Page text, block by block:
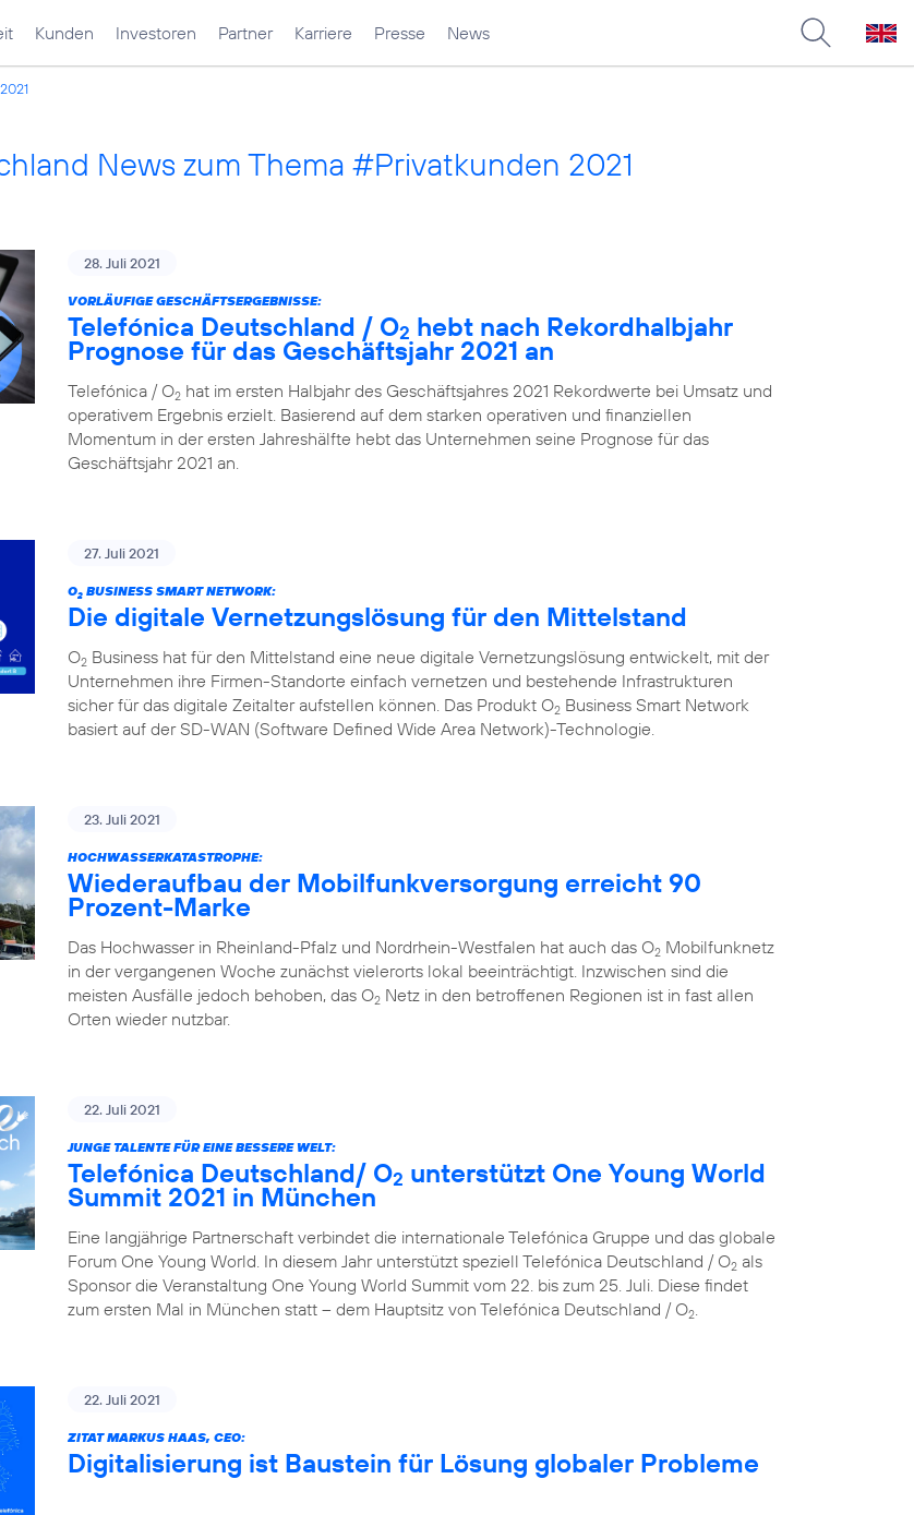
Kunden Investoren Partner Karriere Presse News
News zum Thema #Privatkunden 2021
28. Juli 2021
VORLÄUFIGE GESCHÄFTSERGEBNISSE:
Telefónica Deutschland / O2 hebt nach Rekordhalbjahr
Prognose für das Geschäftsjahr 2021 an
Telefónica / O2 hat im ersten Halbjahr des Geschäftsjahres 2021 Rekordwerte bei Umsatz und
operativem Ergebnis erzielt. Basierend auf dem starken operativen und finanziellen
Momentum in der ersten Jahreshälfte hebt das Unternehmen seine Prognose für das
Geschäftsjahr 2021 an.
27. Juli 2021
O2 BUSINESS SMART NETWORK:
Die digitale Vernetzungslösung für den Mittelstand
O2 Business hat für den Mittelstand eine neue digitale Vernetzungslösung entwickelt, mit der
Unternehmen ihre Firmen-Standorte einfach vernetzen und bestehende Infrastrukturen
sicher für das digitale Zeitalter aufstellen können. Das Produkt O2 Business Smart Network
basiert auf der SD-WAN (Software Defined Wide Area Network)-Technologie.
23. Juli 2021
HOCHWASSERKATASTROPHE:
Wiederaufbau der Mobilfunkversorgung erreicht 90
Prozent-Marke
Das Hochwasser in Rheinland-Pfalz und Nordrhein-Westfalen hat auch das O2 Mobilfunknetz
in der vergangenen Woche zunächst vielerorts lokal beeinträchtigt. Inzwischen sind die
meisten Ausfälle jedoch behoben, das O2 Netz in den betroffenen Regionen ist in fast allen
Orten wieder nutzbar.
22. Juli 2021
JUNGE TALENTE FÜR EINE BESSERE WELT:
Telefónica Deutschland/ O2 unterstützt One Young World
Summit 2021 in München
Eine langjährige Partnerschaft verbindet die internationale Telefónica Gruppe und das globale
Forum One Young World. In diesem Jahr unterstützt speziell Telefónica Deutschland / O2 als
Sponsor die Veranstaltung One Young World Summit vom 22. bis zum 25. Juli. Diese findet
zum ersten Mal in München statt – dem Hauptsitz von Telefónica Deutschland / O2.
22. Juli 2021
ZITAT MARKUS HAAS, CEO:
Digitalisierung ist Baustein für Lösung globaler Probleme